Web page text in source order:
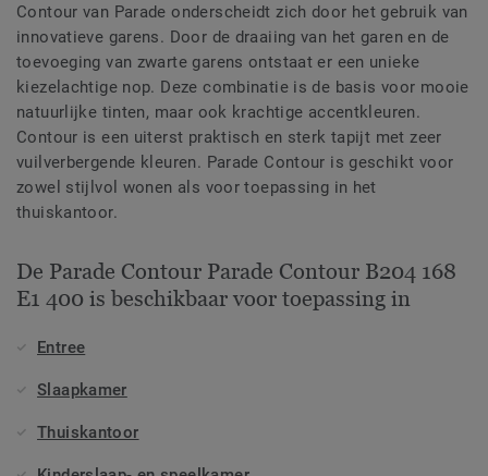
Contour van Parade onderscheidt zich door het gebruik van
innovatieve garens. Door de draaiing van het garen en de
toevoeging van zwarte garens ontstaat er een unieke
kiezelachtige nop. Deze combinatie is de basis voor mooie
natuurlijke tinten, maar ook krachtige accentkleuren.
Contour is een uiterst praktisch en sterk tapijt met zeer
vuilverbergende kleuren. Parade Contour is geschikt voor
zowel stijlvol wonen als voor toepassing in het
thuiskantoor.
De Parade Contour Parade Contour B204 168
E1 400 is beschikbaar voor toepassing in
Entree
Slaapkamer
Thuiskantoor